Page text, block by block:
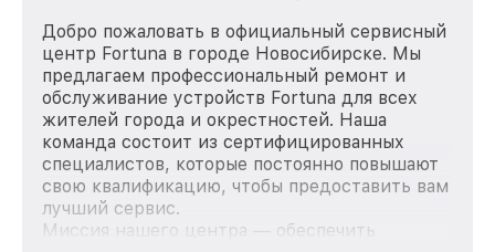
Добро пожаловать в официальный сервисный
центр Fortuna в городе Новосибирске. Мы
предлагаем профессиональный ремонт и
обслуживание устройств Fortuna для всех
жителей города и окрестностей. Наша
команда состоит из сертифицированных
специалистов, которые постоянно повышают
свою квалификацию, чтобы предоставить вам
лучший сервис.
Миссия нашего центра — обеспечить